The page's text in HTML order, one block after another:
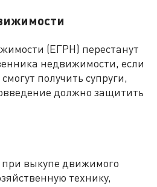
(ЕГРН) перестанут
недвижимости, если
получить супруги,
должно защитить
при выкупе движимого
технику,